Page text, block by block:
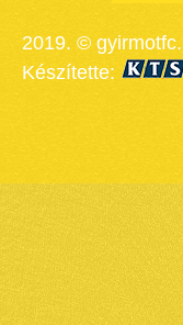
2019. ©
Készítette: